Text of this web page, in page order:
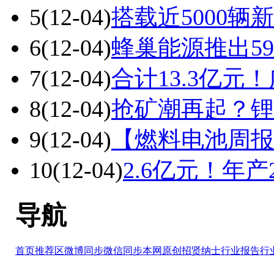
5(12-04)搭载近5000辆
6(12-04)蜂巢能源推出
7(12-04)合计13.3亿元
8(12-04)抢矿潮再起？
9(12-04) 【燃料电池周
10(12-04)2.6亿元！年
导航
首页推荐区微博同步微信同步本网原创 招贤纳士行业报告行